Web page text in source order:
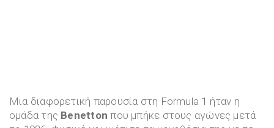
Μια διαφορετική παρουσία στη Formula 1 ήταν η
ομάδα της Benetton που μπήκε στους αγώνες μετά